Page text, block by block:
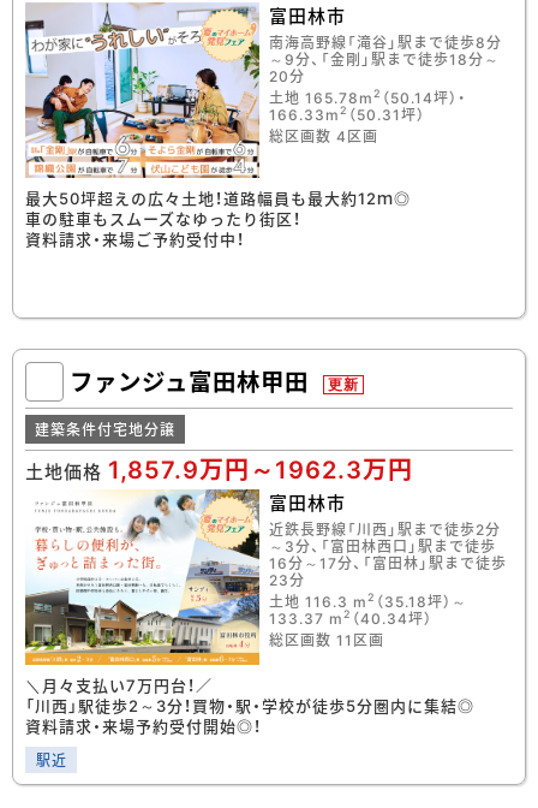
富田林市
南海高野線「滝谷」駅まで徒歩8分
～9分、「金剛」駅まで徒歩18分～
20分
土地 165.78m2 （50.14坪）・
166.33m2 （50.31坪）
総区画数 4区画
最大50坪超えの広々土地！道路幅員も最大約12ｍ◎
車の駐車もスムーズなゆったり街区！
資料請求・来場ご予約受付中！
ファンジュ富田林甲田 更新
建築条件付宅地分譲
土地価格 1,857.9万円～1962.3万円
駅近
富田林市
近鉄長野線「川西」駅まで徒歩2分
～3分、「富田林西口」駅まで徒歩
16分～17分、「富田林」駅まで徒歩
23分
土地 116.3 m2 （35.18坪）～
133.37 m2 （40.34坪）
総区画数 11区画
＼月々支払い7万円台！／
「川西」駅徒歩2～3分！買物・駅・学校が徒歩5分圏内に集結◎
資料請求・来場予約受付開始◎！